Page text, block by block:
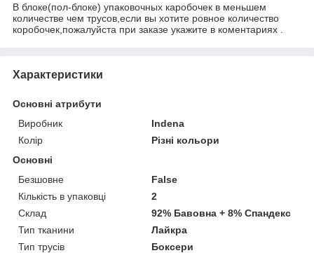
В блоке(пол-блоке) упаковочных каробочек в меньшем
количестве чем трусов,если вы хотите ровное количество
коробочек,пожалуйста при заказе укажите в коментариях .
Характеристики
Основні атрибути
Виробник
Indena
Колір
Різні кольори
Основні
Безшовне
False
Кількість в упаковці
2
Склад
92% Бавовна + 8% Спандекс
Тип тканини
Лайкра
Тип трусів
Боксери